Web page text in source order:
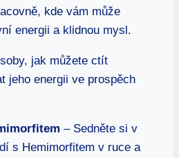
kde vám může
energii a klidnou mysl.
jak můžete ctít
jeho energii ve prospěch
– Sedněte si v
s Hemimorfitem v ruce a